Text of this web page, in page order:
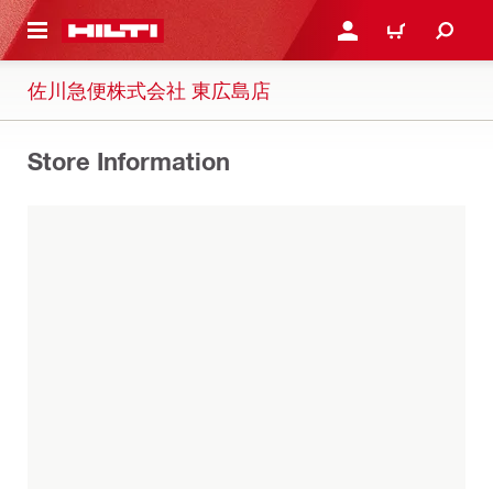
内容を表示 ログイン・新規オンライ
カート
佐川急便株式会社 東広島店
Store Information